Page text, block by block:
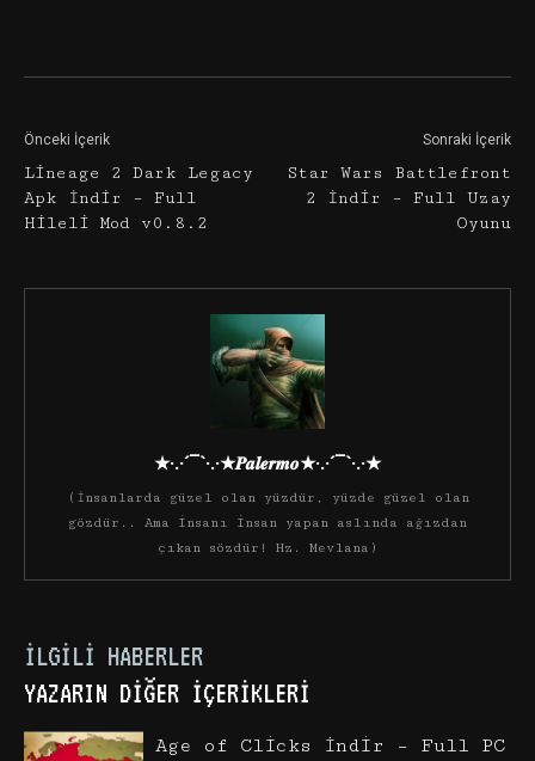
Önceki İçerik
Lineage 2 Dark Legacy
Apk İndir – Full
Hileli Mod v0.8.2
Sonraki İçerik
Star Wars Battlefront
2 İndir – Full Uzay
Oyunu
★·.·´¯`·.·★𝑷𝒂𝒍𝒆𝒓𝒎𝒐★·.·´¯`·.·★
(İnsanlarda güzel olan yüzdür, yüzde güzel olan
gözdür.. Ama insanı insan yapan aslında ağızdan
çıkan sözdür! Hz. Mevlana)
İLGILI HABERLER
YAZARIN DIĞER İÇERIKLERI
Age of Clicks İndir – Full PC